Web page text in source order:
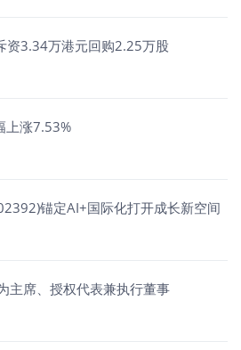
资3.34万港元回购2.25万股
上涨7.53%
锚定AI+国际化打开成长新空间
主席、授权代表兼执行董事